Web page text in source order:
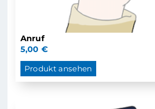
Anruf
5,00 €
Produkt ansehen